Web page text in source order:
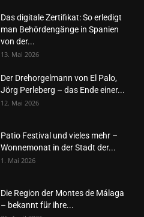
Das digitale Zertifikat: So erledigt
man Behördengänge in Spanien
von der...
13. Mai 2026
Der Drehorgelmann von El Palo,
Jörg Perleberg – das Ende einer...
12. Mai 2026
Patio Festival und vieles mehr –
Wonnemonat in der Stadt der...
1. Mai 2026
Die Region der Montes de Málaga
– bekannt für ihre...